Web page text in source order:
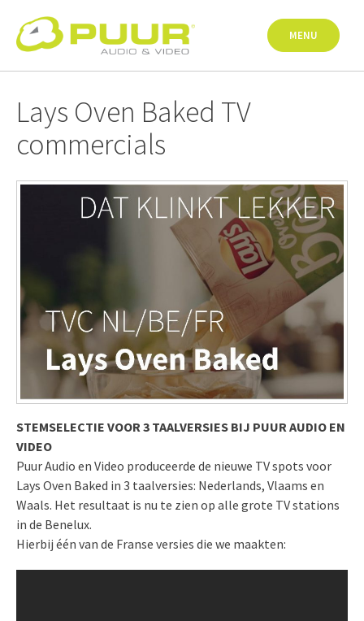
content
MENU
Lays Oven Baked TV
commercials
STEMSELECTIE VOOR 3 TAALVERSIES BIJ PUUR AUDIO EN
VIDEO
Puur Audio en Video produceerde de nieuwe TV spots voor
Lays Oven Baked in 3 taalversies: Nederlands, Vlaams en
Waals. Het resultaat is nu te zien op alle grote TV stations
in de Benelux.
Hierbij één van de Franse versies die we maakten: